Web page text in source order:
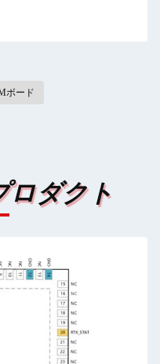
ボード
ロダクト